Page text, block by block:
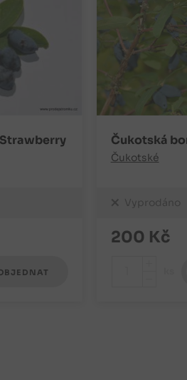
Čukotská
Čukotské
Vyprodáno
200 Kč